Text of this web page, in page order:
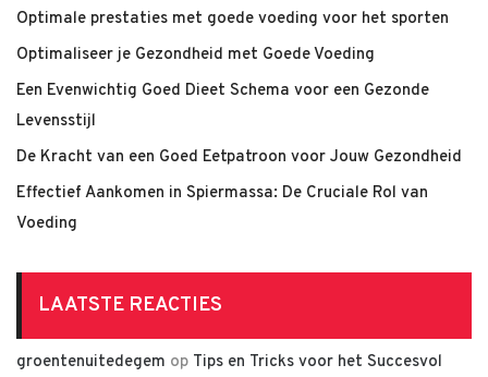
Optimale prestaties met goede voeding voor het sporten
Optimaliseer je Gezondheid met Goede Voeding
Een Evenwichtig Goed Dieet Schema voor een Gezonde
Levensstijl
De Kracht van een Goed Eetpatroon voor Jouw Gezondheid
Effectief Aankomen in Spiermassa: De Cruciale Rol van
Voeding
LAATSTE REACTIES
groentenuitedegem op Tips en Tricks voor het Succesvol